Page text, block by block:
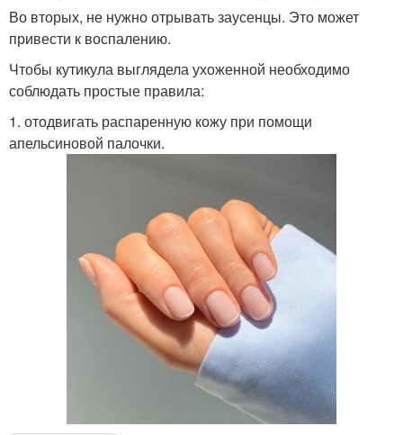
Во вторых, не нужно отрывать заусенцы. Это может
привести к воспалению.
Чтобы кутикула выглядела ухоженной необходимо
соблюдать простые правила:
1. отодвигать распаренную кожу при помощи
апельсиновой палочки.